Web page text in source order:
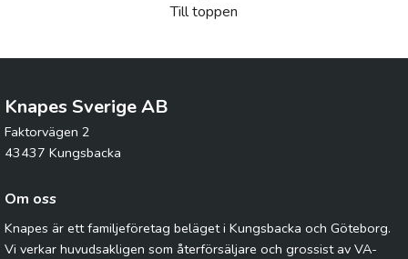
Till toppen
Knapes Sverige AB
Faktorvägen 2
43437 Kungsbacka
Om oss
Knapes är ett familjeföretag beläget i Kungsbacka och Göteborg.
Vi verkar huvudsakligen som återförsäljare och grossist av VA-